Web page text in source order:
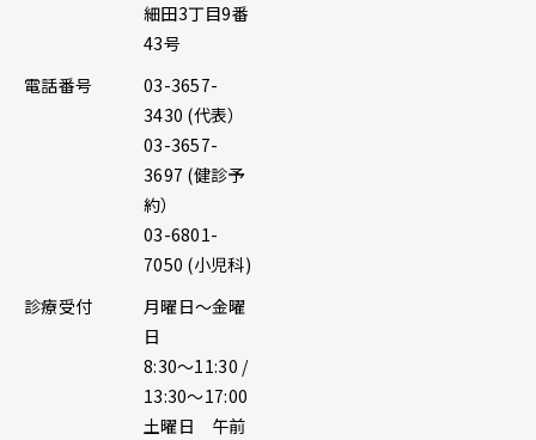
細田3丁目9番
43号
電話番号
03-3657-
3430 (代表）
03-3657-
3697 (健診予
約）
03-6801-
7050 (小児科)
診療受付
月曜日～金曜
日
8:30～11:30 /
13:30～17:00
土曜日 午前